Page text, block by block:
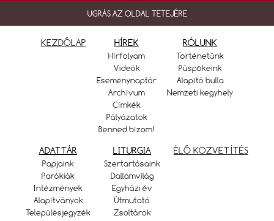
UGRÁS AZ OLDAL TETEJÉRE
KEZDŐLAP HÍREK
Hírfolyam
Videók
Eseménynaptár
Archívum
Címkék
Pályázatok
Benned bízom!
RÓLUNK
Történetünk
Püspökeink
Alapító bulla
Nemzeti kegyhely
ADATTÁR
Papjaink
Parókiák
Intézmények
Alapítványok
Településjegyzék
LITURGIA
Szertartásaink
Dallamvilág
Egyházi év
Útmutató
Zsoltárok
ÉLŐ KÖZVETÍTÉS